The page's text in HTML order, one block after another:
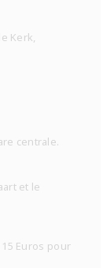
Kerk,
centrale.
et le
Euros pour